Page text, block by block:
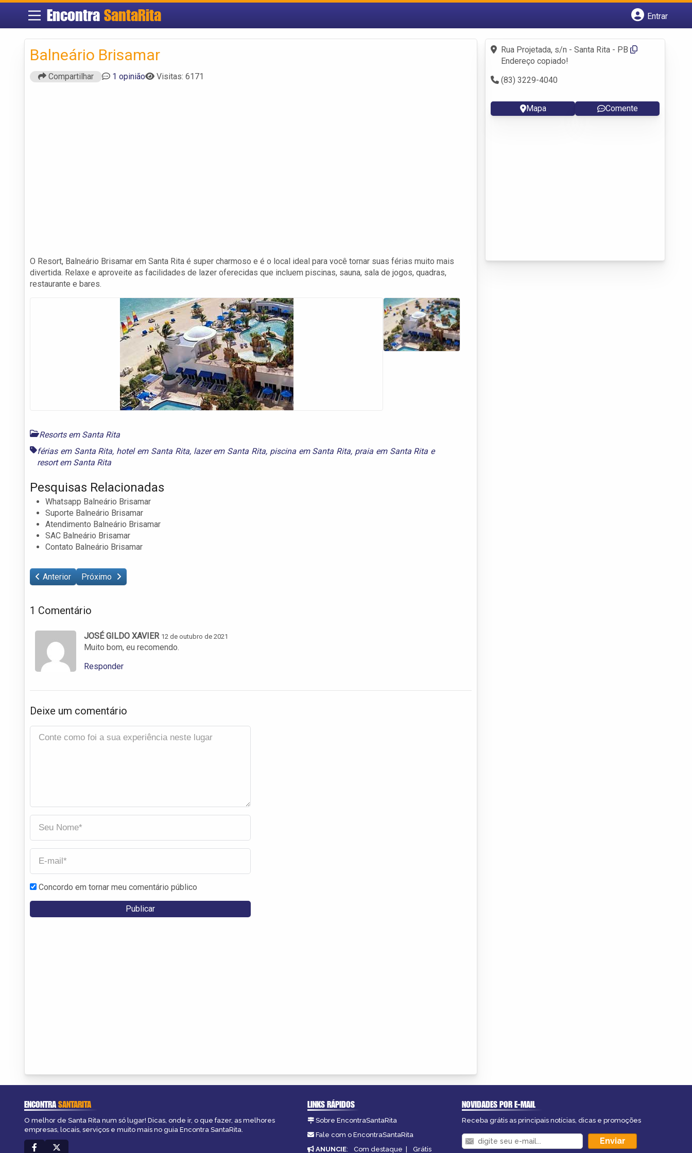
Encontra SantaRita
Entrar
Fazer login
Criar conta
Balneário Brisamar
Compartilhar 1 opinião Visitas: 6171
O Resort, Balneário Brisamar em Santa Rita é super charmoso e é o local ideal para você tornar suas férias muito mais
divertida. Relaxe e aproveite as facilidades de lazer oferecidas que incluem piscinas, sauna, sala de jogos, quadras,
restaurante e bares.
Resorts em Santa Rita
férias em Santa Rita, hotel em Santa Rita, lazer em Santa Rita, piscina em Santa Rita, praia em Santa Rita e
resort em Santa Rita
Pesquisas Relacionadas
Whatsapp Balneário Brisamar
Suporte Balneário Brisamar
Atendimento Balneário Brisamar
SAC Balneário Brisamar
Contato Balneário Brisamar
Anterior Próximo
1 Comentário
JOSÉ GILDO XAVIER 12 de outubro de 2021
Muito bom, eu recomendo.
Responder
Deixe um comentário
Concordo em tornar meu comentário público
Rua Projetada, s/n - Santa Rita - PB
Endereço copiado!
(83) 3229-4040
Mapa Comente
ENCONTRASANTARITA
O melhor de Santa Rita num só lugar! Dicas, onde ir, o que fazer, as melhores
empresas, locais, serviços e muito mais no guia Encontra SantaRita.
LINKS RÁPIDOS
Sobre EncontraSantaRita
Fale com o EncontraSantaRita
ANUNCIE: Com destaque | Grátis
NOVIDADES POR E-MAIL
Receba grátis as principais notícias, dicas e promoções